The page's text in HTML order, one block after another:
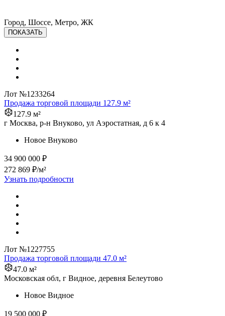
Город, Шоссе, Метро, ЖК
ПОКАЗАТЬ
Лот №1233264
Продажа торговой площади 127.9 м²
127.9 м²
г Москва, р-н Внуково, ул Аэростатная, д 6 к 4
Новое Внуково
34 900 000 ₽
272 869 ₽/м²
Узнать подробности
Лот №1227755
Продажа торговой площади 47.0 м²
47.0 м²
Московская обл, г Видное, деревня Белеутово
Новое Видное
19 500 000 ₽